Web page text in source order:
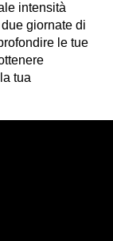
intensità
giornate di
le tue
tua